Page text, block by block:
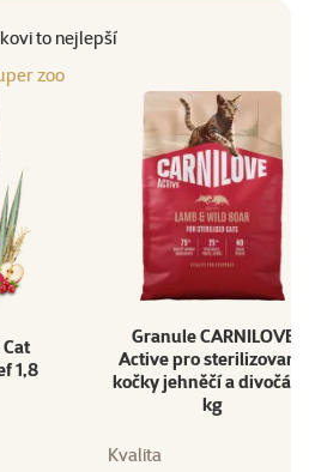
to nejlepší
zoo
Cat
1,8
Granule CARNILOVE
Active pro sterilizované
kočky jehněčí a divočák
kg
Kvalita